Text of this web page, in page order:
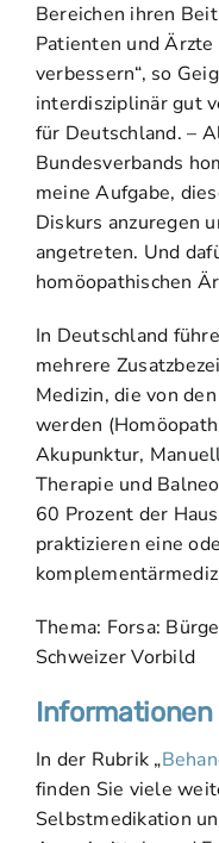
Bereichen ihren
Patienten und
verbessern“, so
interdisziplinär gut
für Deutschland. –
Bundesverbands
meine Aufgabe,
Diskurs anzuregen
angetreten. Und
homöopathischen
In Deutschland
mehrere
Medizin, die von
werden
Akupunktur,
Therapie und
60 Prozent der
praktizieren eine
Thema: Forsa:
Schweizer Vorbild
In der Rubrik „
finden Sie viele
Selbstmedikation